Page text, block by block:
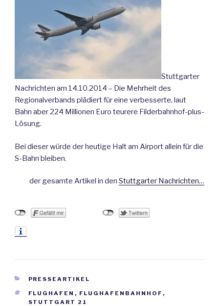
Stuttgarter
Nachrichten am 14.10.2014 – Die Mehrheit des
Regionalverbands plädiert für eine verbesserte, laut
Bahn aber 224 Millionen Euro teurere Filderbahnhof-plus-
Lösung.
Bei dieser würde der heutige Halt am Airport allein für die
S-Bahn bleiben.
der gesamte Artikel in den Stuttgarter Nachrichten…
KATEGORIEN
PRESSEARTIKEL
SCHLAGWÖRTER
FLUGHAFEN , FLUGHAFENBAHNHOF ,
STUTTGART 21